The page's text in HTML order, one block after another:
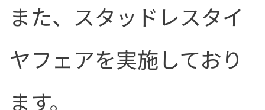
また、スタッドレスタイ
ヤフェアを実施しており
ます。